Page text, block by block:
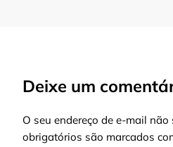
Deixe um
O seu endereço de e-mail
obrigatórios são marcados